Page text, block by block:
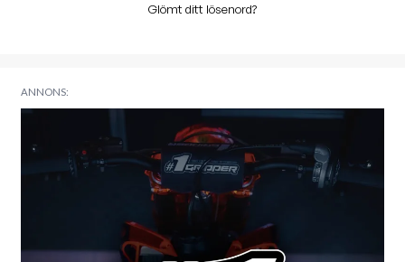
Glömt ditt lösenord?
ANNONS: